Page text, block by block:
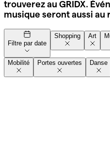
trouverez au GRIDX.
musique seront aussi au
Filtre par date
Shopping Art
Mobilité Portes ouvertes Danse